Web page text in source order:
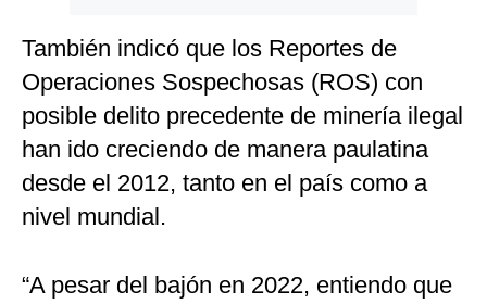
También indicó que los Reportes de
Operaciones Sospechosas (ROS) con
posible delito precedente de minería ilegal
han ido creciendo de manera paulatina
desde el 2012, tanto en el país como a
nivel mundial.
“A pesar del bajón en 2022, entiendo que